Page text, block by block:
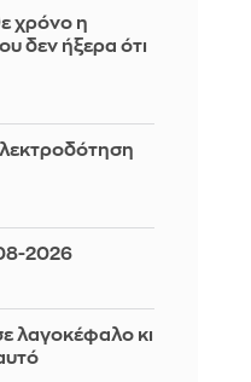
χρόνο η
δεν ήξερα ότι
2026
λαγοκέφαλο κι